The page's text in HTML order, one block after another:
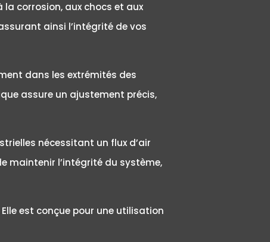
corrosion, aux chocs et aux
ainsi l’intégrité de vos
dans les extrémités des
assure un ajustement précis,
nécessitant un flux d’air
maintenir l’intégrité du système,
est conçue pour une utilisation